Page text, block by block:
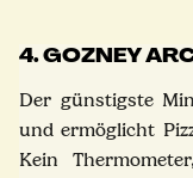
4. GOZNEY
Der günstigste
und ermöglicht
Kein